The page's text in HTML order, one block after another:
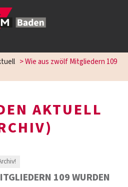
>Wie aus zwölf Mitgliedern 109
AKTUELL
109 WURDEN